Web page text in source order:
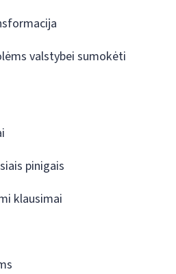
valstybei sumokėti
pinigais
klausimai